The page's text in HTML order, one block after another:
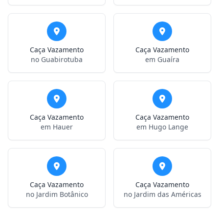
Caça Vazamento
no Guabirotuba
Caça Vazamento
em Guaíra
Caça Vazamento
em Hauer
Caça Vazamento
em Hugo Lange
Caça Vazamento
no Jardim Botânico
Caça Vazamento
no Jardim das Américas